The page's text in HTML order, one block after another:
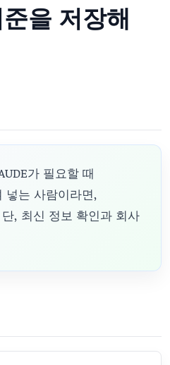
을 저장해
가 필요할 때
넣는 사람이라면,
단, 최신 정보 확인과 회사